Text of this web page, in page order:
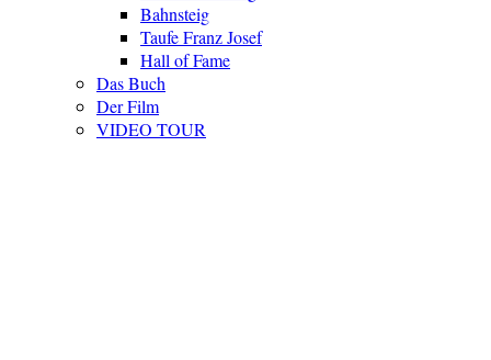
Bahnsteig
Taufe Franz Josef
Hall of Fame
Das Buch
Der Film
VIDEO TOUR